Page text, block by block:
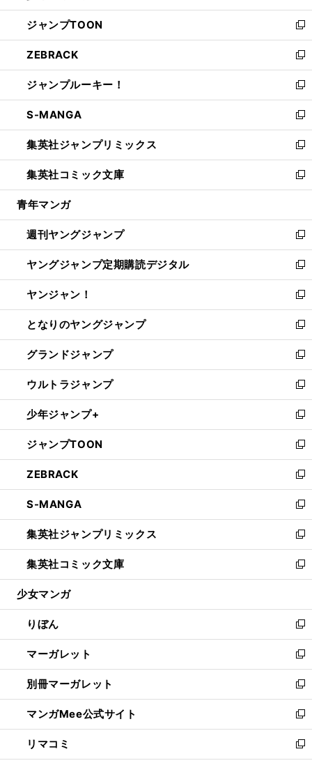
開
く
ウ
で
開
く
ン
ド
ウ
で
開
く
ウ
ィ
ン
ド
ウ
で
開
く
し
い
ウ
ィ
ン
ド
ウ
で
開
く
ジャンプTOON
新
し
い
ウ
ィ
ン
ド
ウ
で
開
く
ZEBRACK
新
し
い
ウ
ィ
ン
ド
ウ
で
開
ジャンプルーキー！
新
し
い
ウ
ィ
ン
ド
ウ
開
く
S-MANGA
新
し
い
ウ
ィ
ン
ウ
で
開
く
集英社ジャンプリミックス
新
し
い
ウ
ン
ド
ウ
で
開
く
集英社コミック文庫
新
し
ウ
ィ
ン
ド
ウ
で
開
く
青年マンガ
週刊ヤングジャンプ
新
し
い
ウ
ィ
ン
ド
ウ
で
開
く
ヤングジャンプ定期購読デジタル
新
し
い
ウ
ィ
ン
ド
ウ
で
開
く
ヤンジャン！
新
し
い
ウ
ィ
ン
ド
ウ
で
開
く
となりのヤングジャンプ
新
し
い
ウ
ィ
ン
ド
ウ
で
開
く
グランドジャンプ
新
し
い
ウ
ィ
ン
ド
ウ
で
開
く
ウルトラジャンプ
新
し
い
ウ
ィ
ン
ド
ウ
で
開
く
少年ジャンプ+
新
し
い
ウ
ィ
ン
ド
ウ
で
開
く
ジャンプTOON
新
し
い
ウ
ィ
ン
ド
ウ
で
開
ZEBRACK
新
し
い
ウ
ィ
ン
ド
ウ
開
く
S-MANGA
新
し
い
ウ
ィ
ン
ウ
で
開
く
集英社ジャンプリミックス
新
し
い
ウ
ン
ド
ウ
で
開
く
集英社コミック文庫
新
し
ウ
ィ
ン
ド
ウ
で
開
く
少女マンガ
りぼん
新
し
い
ウ
ィ
ン
ド
ウ
で
開
マーガレット
新
し
い
ウ
ィ
ン
ド
ウ
別冊マーガレット
新
し
い
ウ
ィ
ン
マンガMee公式サイト
新
し
い
ウ
リマコミ
新